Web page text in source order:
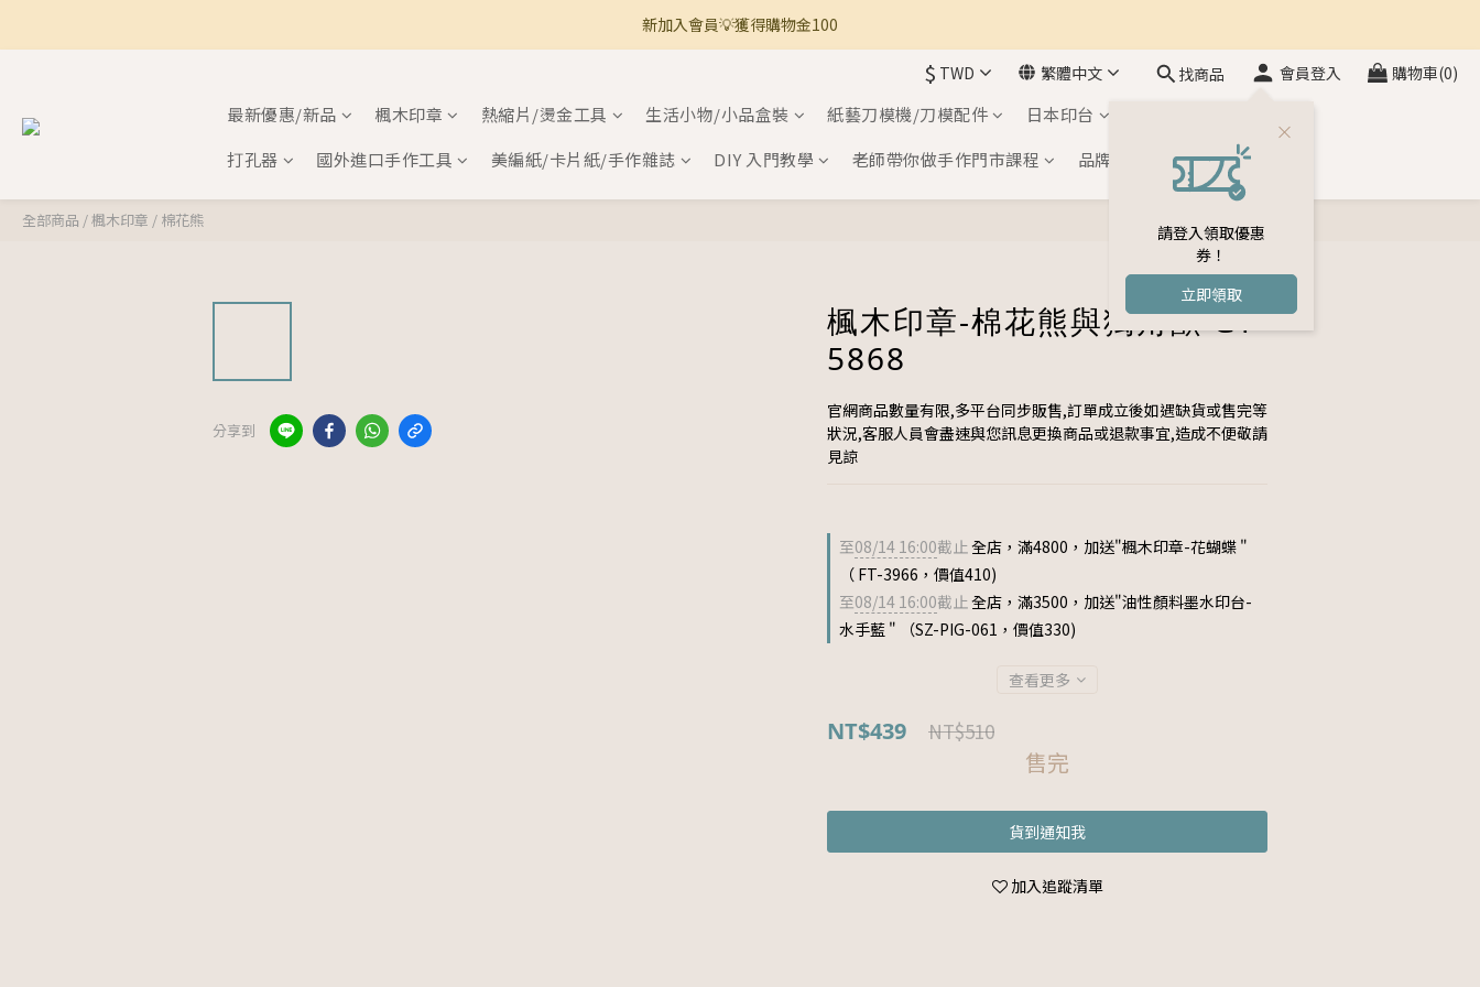
🚚 全館滿800免運 🚚
新加入會員💡獲得購物金100
$ TWD 繁體中文 找商品 會員登入
請登入領取優惠
券！
立即領取
購物車(0)
最新優惠/新品 楓木印章 熱縮片/燙金工具 生活小物/小品盒裝 紙藝刀模機/刀模配件 日本印台
打孔器
國外進口手作工具 美編紙/卡片紙/手作雜誌 DIY 入門教學 老師帶你做手作門市課程 品牌介紹 會員專區
全部商品 /楓木印章 / 棉花熊
分享到
楓木印章-棉花熊與獨角獸 GT-
5868
官網商品數量有限,多平台同步販售,訂單成立後如遇缺貨或售完等
狀況,客服人員會盡速與您訊息更換商品或退款事宜,造成不便敬請
見諒
至08/14 16:00截止全店，滿4800，加送"楓木印章-花蝴蝶 "
（ FT-3966，價值410)
至08/14 16:00截止全店，滿3500，加送"油性顏料墨水印台-
水手藍 " （SZ-PIG-061，價值330)
查看更多
NT$439 NT$510
售完
貨到通知我
加入追蹤清單